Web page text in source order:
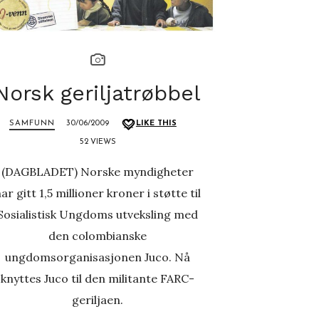
geriljatrøbbel
SAMFUNN 30/06/2009 LIKE THIS
52 VIEWS
(DAGBLADET) Norske myndigheter
gitt 1,5 millioner kroner i støtte til
Ungdoms utveksling med
den colombianske
ungdomsorganisasjonen Juco. Nå
knyttes Juco til den militante FARC-
geriljaen.